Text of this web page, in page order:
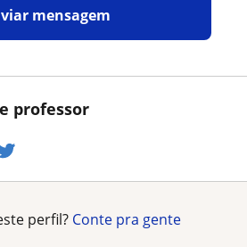
professor
mensagem
perfil? Conte pra gente